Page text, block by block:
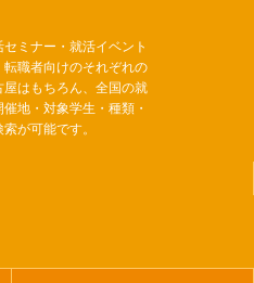
ミナー・就活イベント
職者向けのそれぞれの
はもちろん、全国の就
地・対象学生・種類・
が可能です。